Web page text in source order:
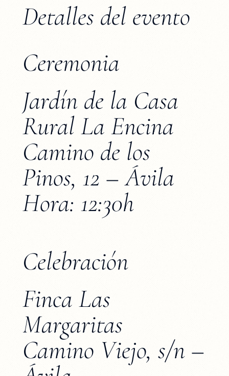
Detalles del evento
Ceremonia
Jardín de la Casa
Rural La Encina
Camino de los
Pinos, 12 – Ávila
Hora: 12:30h
Celebración
Finca Las
Margaritas
Camino Viejo, s/n –